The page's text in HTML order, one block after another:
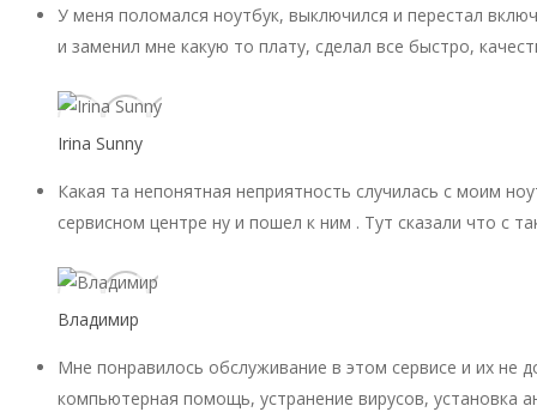
У меня поломался ноутбук, выключился и перестал
и заменил мне какую то плату, сделал все быстро,
Irina Sunny
Какая та непонятная неприятность случилась с моим
сервисном центре ну и пошел к ним . Тут сказали что с
Владимир
Мне понравилось обслуживание в этом сервисе и их не
компьютерная помощь, устранение вирусов, установка